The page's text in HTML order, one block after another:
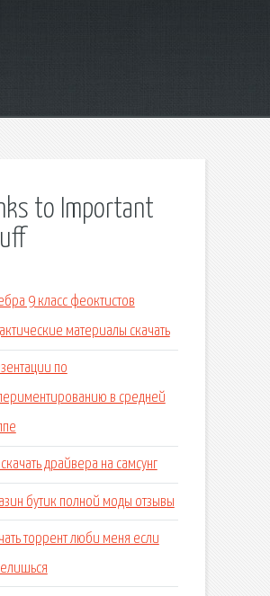
to Important
9 класс феоктистов
материалы скачать
по
в средней
драйвера на самсунг
бутик полной моды отзывы
торрент люби меня если